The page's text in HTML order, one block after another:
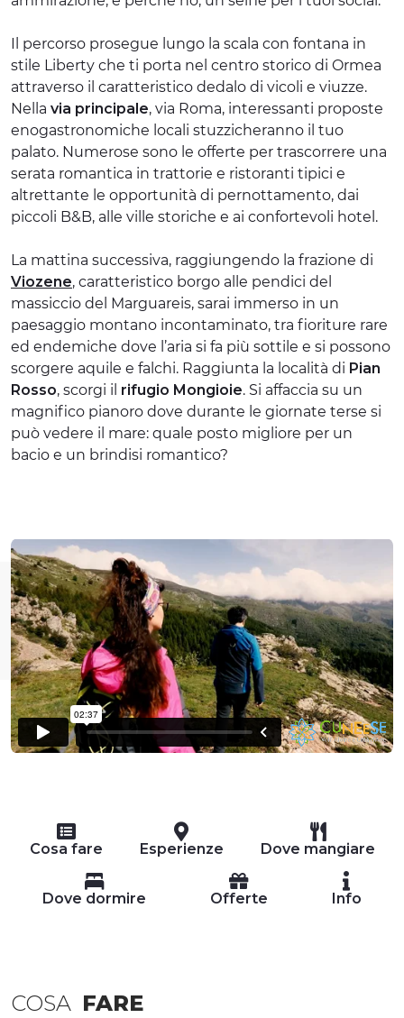
Il percorso prosegue lungo la scala con fontana in
stile Liberty che ti porta nel centro storico di Ormea
attraverso il caratteristico dedalo di vicoli e viuzze.
Nella via principale, via Roma, interessanti proposte
enogastronomiche locali stuzzicheranno il tuo
palato. Numerose sono le offerte per trascorrere una
serata romantica in trattorie e ristoranti tipici e
altrettante le opportunità di pernottamento, dai
piccoli B&B, alle ville storiche e ai confortevoli hotel.
La mattina successiva, raggiungendo la frazione di
Viozene, caratteristico borgo alle pendici del
massiccio del Marguareis, sarai immerso in un
paesaggio montano incontaminato, tra fioriture rare
ed endemiche dove l’aria si fa più sottile e si possono
scorgere aquile e falchi. Raggiunta la località di Pian
Rosso, scorgi il rifugio Mongioie. Si affaccia su un
magnifico pianoro dove durante le giornate terse si
può vedere il mare: quale posto migliore per un
bacio e un brindisi romantico?
Cosa fare Esperienze Dove mangiare
Dove dormire Offerte Info
COSA FARE